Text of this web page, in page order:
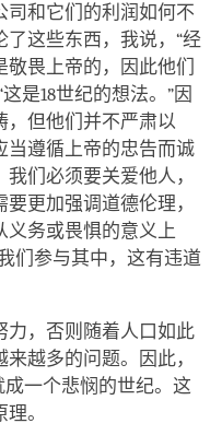
司和它们的利润如何不
这些东西，我说，“经
畏上帝的，因此他们
是18世纪的想法。”因
，但他们并不严肃以
当遵循上帝的忠告而诚
们必须要关爱他人，
更加强调道德伦理，
义务或畏惧的意义上
们参与其中，这有违道
力，否则随着人口如此
越多的问题。因此，
一个悲悯的世纪。这
。